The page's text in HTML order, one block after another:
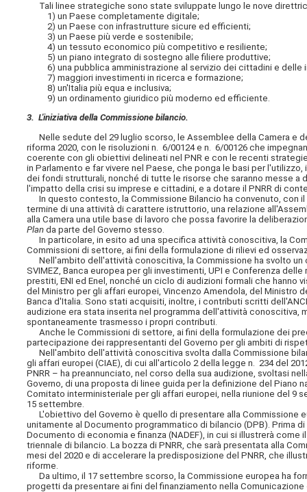
Tali linee strategiche sono state sviluppate lungo le nove
1) un Paese completamente digitale;
2) un Paese con infrastrutture sicure ed efficienti;
3) un Paese più verde e sostenibile;
4) un tessuto economico più competitivo e resiliente;
5) un piano integrato di sostegno alle filiere produttive;
6) una pubblica amministrazione al servizio dei cittadini e delle
7) maggiori investimenti in ricerca e formazione;
8) un'Italia più equa e inclusiva;
9) un ordinamento giuridico più moderno ed efficiente.
3. L'iniziativa della Commissione bilancio.
Nelle sedute del 29 luglio scorso, le Assemblee della Camera e
riforma 2020, con le risoluzioni n. 6/00124 e n. 6/00126 che
coerente con gli obiettivi delineati nel PNR e con le recenti
in Parlamento e far vivere nel Paese, che ponga le basi per
dei fondi strutturali, nonché di tutte le risorse che saranno messe
l'impatto della crisi su imprese e cittadini, e a dotare il PNRR di
In questo contesto, la Commissione Bilancio ha convenuto, con
termine di una attività di carattere istruttorio, una relazione
alla Camera una utile base di lavoro che possa favorire la
Plan da parte del Governo stesso.
In particolare, in esito ad una specifica attività conoscitiva, la
Commissioni di settore, ai fini della formulazione di rilievi ed
Nell'ambito dell'attività conoscitiva, la Commissione ha svolto un
SVIMEZ, Banca europea per gli investimenti, UPI e Conferenza
prestiti, ENI ed Enel, nonché un ciclo di audizioni formali che
del Ministro per gli affari europei, Vincenzo Amendola, del Ministro
Banca d'Italia. Sono stati acquisiti, inoltre, i contributi scritti
audizione era stata inserita nel programma dell'attività
spontaneamente trasmesso i propri contributi.
Anche le Commissioni di settore, ai fini della formulazione dei
partecipazione dei rappresentanti del Governo per gli ambiti di
Nell'ambito dell'attività conoscitiva svolta dalla Commissione
gli affari europei (CIAE), di cui all'articolo 2 della legge n. 234 del
PNRR – ha preannunciato, nel corso della sua audizione, svoltasi
Governo, di una proposta di linee guida per la definizione del Piano
Comitato interministeriale per gli affari europei, nella riunione del 9
15 settembre.
L'obiettivo del Governo è quello di presentare alla Commissione
unitamente al Documento programmatico di bilancio (DPB). Prima
Documento di economia e finanza (NADEF), in cui si illustrerà
triennale di bilancio. La bozza di PNRR, che sarà presentata alla
mesi del 2020 e di accelerare la predisposizione del PNRR, che
riforme.
Da ultimo, il 17 settembre scorso, la Commissione europea ha
progetti da presentare ai fini del finanziamento nella